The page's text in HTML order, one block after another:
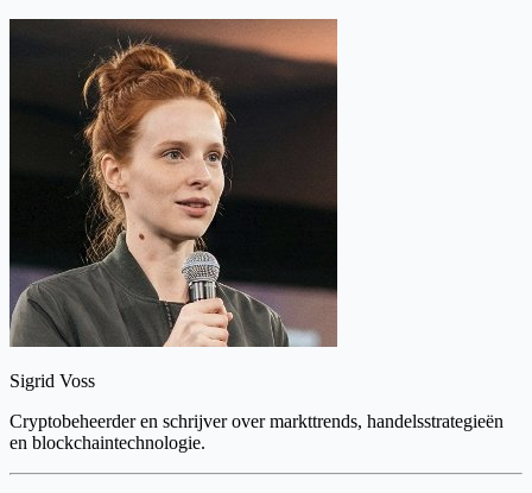
Sigrid Voss
Cryptobeheerder en schrijver over markttrends, handelsstrategieën
en blockchaintechnologie.